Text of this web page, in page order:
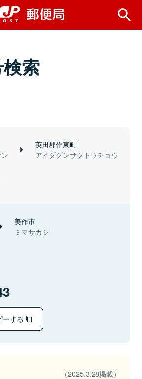
索
英田郡作東町
アイダグンサクトウチョウ
美作市
ミマサカシ
ーする
（2025.3.28掲載）